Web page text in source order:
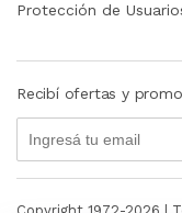
Protección de
Recibí ofertas y